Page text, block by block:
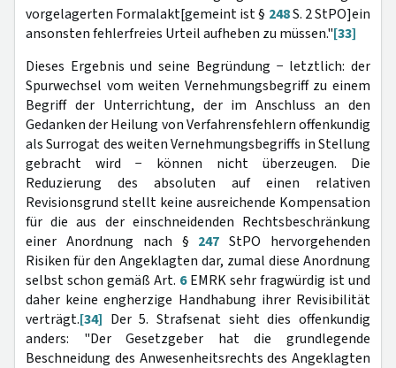
vorgelagerten Formalakt[gemeint ist § 248S. 2 StPO]ein
ansonsten fehlerfreies Urteil aufheben zu müssen."[33]
Dieses Ergebnis und seine Begründung − letztlich: der
Spurwechsel vom weiten Vernehmungsbegriff zu einem
Begriff der Unterrichtung, der im Anschluss an den
Gedanken der Heilung von Verfahrensfehlern offenkundig
als Surrogat des weiten Vernehmungsbegriffs in Stellung
gebracht wird − können nicht überzeugen. Die
Reduzierung des absoluten auf einen relativen
Revisionsgrund stellt keine ausreichende Kompensation
für die aus der einschneidenden Rechtsbeschränkung
einer Anordnung nach § 247 StPO hervorgehenden
Risiken für den Angeklagten dar, zumal diese Anordnung
selbst schon gemäß Art. 6EMRK sehr fragwürdig ist und
daher keine engherzige Handhabung ihrer Revisibilität
verträgt.[34] Der 5. Strafsenat sieht dies offenkundig
anders: "Der Gesetzgeber hat die grundlegende
Beschneidung des Anwesenheitsrechts des Angeklagten